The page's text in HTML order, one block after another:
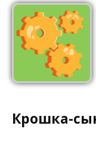
Крошка-